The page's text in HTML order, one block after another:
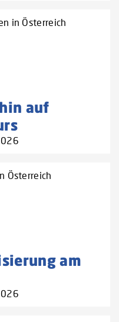
in Österreich
auf
Österreich
am